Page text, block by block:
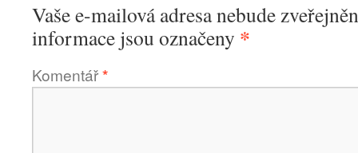
Vaše e-mailová adresa nebude
informace jsou označeny *
Komentář*